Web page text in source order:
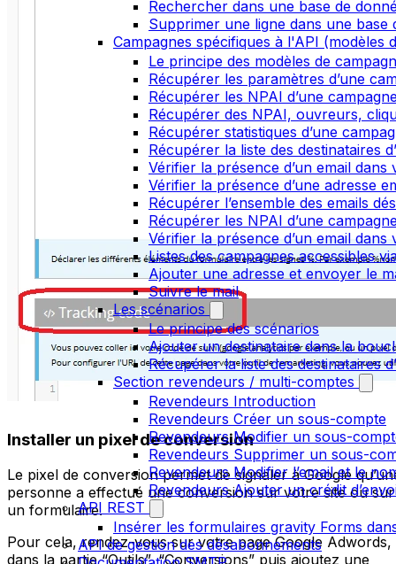
Rechercher dans une base de
Supprimer une ligne dans une base
Campagnes spécifiques à l'API (modèles
Le principe des modèles de
Récupérer les paramètres d’une
Récupérer les NPAI d’une
Récupérer des NPAI, ouvreurs,
Récupérer statistiques d’une
Récupérer la liste des destinataires
Vérifier la présence d’un email dans
Vérifier la présence d’une adresse
Récupérer l’ensemble des emails
Récupérer les NPAI d’une
Vérifier la présence d’un email dans
Listes des campagnes accessibles
Ajouter une adresse et envoyer le
Suivre le mail
Les scénarios
Le principe des scénarios
Ajouter un destinataire dans la
Récupérer la liste des destinataires
Section revendeurs / multi-comptes
Revendeurs Introduction
Revendeurs Créer un sous-compte
Revendeurs Modifier un sous-
Revendeurs Supprimer un sous-
Revendeurs Modifier l’email et le
Revendeurs Ajouter un crédit
API REST
Insérer les formulaires gravity Forms
API de gestion des désabonnements
Installer un pixel de conversion
Le pixel de conversion permet de signaler à Google
personne a effectué une conversion sur votre site ou sur
un formulaire.
Pour cela, rendez-vous sur votre page Google Adwords,
dans la partie “Outils”, “Conversions” puis ajoutez une